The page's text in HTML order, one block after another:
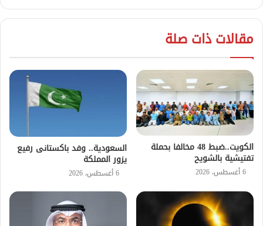
مقالات ذات صلة
الكويت..ضبط 48 مخالفا بحملة
تفتيشية بالشويح
6 أغسطس، 2026
السعودية.. وفد باكستانى رفيع
يزور المملكة
6 أغسطس، 2026